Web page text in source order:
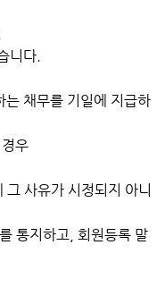
니다.
채무를 기일에 지급하
우
사유가 시정되지 아니
통지하고, 회원등록 말